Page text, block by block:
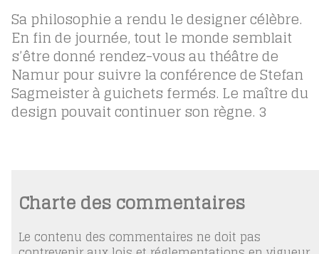
Sa philosophie a rendu le designer célèbre.
En fin de journée, tout le monde semblait
s’être donné rendez-vous au théâtre de
Namur pour suivre la conférence de Stefan
Sagmeister à guichets fermés. Le maître du
design pouvait continuer son règne. 3
Charte des commentaires
Le contenu des commentaires ne doit pas